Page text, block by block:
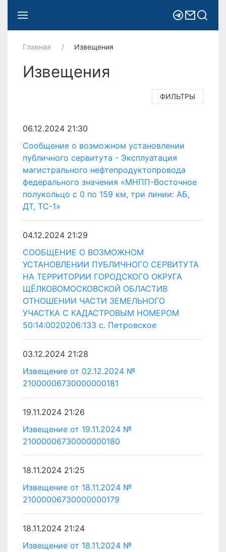
Главная Извещения
Извещения
ФИЛЬТРЫ
06.12.2024 21:30
Сообщение о возможном установлении
публичного сервитута - Эксплуатация
магистрального нефтепродуктопровода
федерального значения «МНПП-Восточное
полукольцо с 0 по 159 км, три линии: АБ,
ДТ, ТС-1»
04.12.2024 21:29
СООБЩЕНИЕ О ВОЗМОЖНОМ
УСТАНОВЛЕНИИ ПУБЛИЧНОГО СЕРВИТУТА
НА ТЕРРИТОРИИ ГОРОДСКОГО ОКРУГА
ЩЁЛКОВОМОСКОВСКОЙ ОБЛАСТИВ
ОТНОШЕНИИ ЧАСТИ ЗЕМЕЛЬНОГО
УЧАСТКА С КАДАСТРОВЫМ НОМЕРОМ
50:14:0020206:133 с. Петровское
03.12.2024 21:28
Извещение от 02.12.2024 №
21000006730000000181
19.11.2024 21:26
Извещение от 19.11.2024 №
21000006730000000180
18.11.2024 21:25
Извещение от 18.11.2024 №
21000006730000000179
18.11.2024 21:24
Извещение от 18.11.2024 №